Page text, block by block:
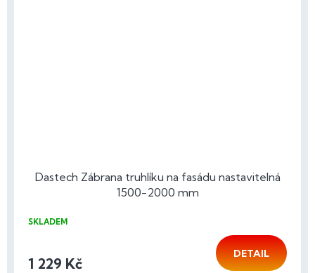
Dastech Zábrana truhlíku na fasádu nastavitelná
1500-2000 mm
SKLADEM
1 229 Kč
DETAIL